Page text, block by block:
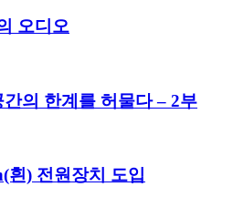
오디오
의 한계를 허물다 – 2부
흰) 전원장치 도입